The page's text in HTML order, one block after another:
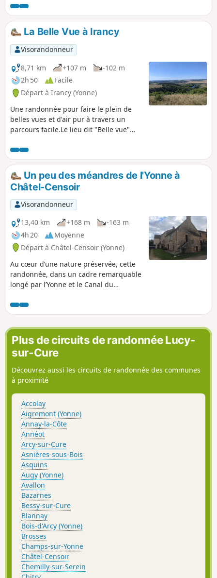
La Belle Vue à Irancy
Visorandonneur
8,71 km
+107 m
-102 m
2h 50
Facile
Départ à Irancy (Yonne)
Une randonnée pour faire le plein de
belles vues et d'air pur à travers un
parcours facile.Le lieu dit "Belle vue"
permettra d'admirer le pays Auxerrois
depuis l'un de ses points culminants !Si
la période s'y prête vous pourrez
grappiller des cerises, du raisin ou
encore chasser les papillons (avec vos
yeux) !
Un peu des méandres de l'Yonne à
Châtel-Censoir
Visorandonneur
13,40 km
+168 m
-163 m
4h 20
Moyenne
Départ à Châtel-Censoir (Yonne)
Au cœur d’une nature préservée, cette
randonnée, dans un cadre remarquable
longé par l’Yonne et le Canal du
les fameux Rochers du Saussois, haut-
lieu de grimpe, avec une faune et une
flore préservées et protégées. Le trajet
autour de ce méandre de l'Yonne
accumule les vues remarquables.
Plus de circuits de randonnée Lucy-
sur-Cure
Découvrez aussi les circuits de randonnée des communes
à proximité
Accolay
Aigremont (Yonne)
Annay-la-Côte
Annéot
Arcy-sur-Cure
Asnières-sous-Bois
Asquins
Augy (Yonne)
Avallon
Bazarnes
Bessy-sur-Cure
Blannay
Bois-d'Arcy (Yonne)
Brosses
Champs-sur-Yonne
Châtel-Censoir
Chemilly-sur-Serein